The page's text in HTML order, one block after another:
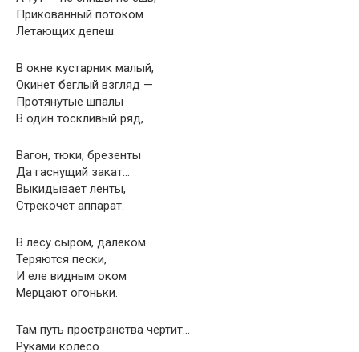
Прикованный потоком
Летающих депеш.
В окне кустарник малый,
Окинет беглый взгляд —
Протянутые шпалы
В один тоскливый ряд,
Вагон, тюки, брезенты
Да гаснущий закат…
Выкидывает ленты,
Стрекочет аппарат.
В лесу сыром, далёком
Теряются пески,
И еле видным оком
Мерцают огоньки.
Там путь пространства чертит…
Руками колесо